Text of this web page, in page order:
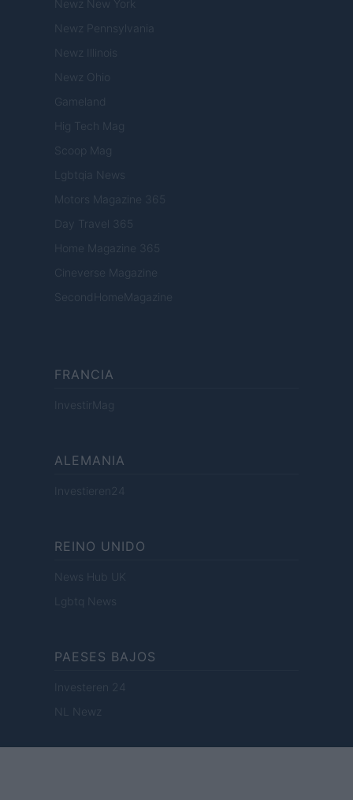
Newz New York
Newz Pennsylvania
Newz Illinois
Newz Ohio
Gameland
Hig Tech Mag
Scoop Mag
Lgbtqia News
Motors Magazine 365
Day Travel 365
Home Magazine 365
Cineverse Magazine
SecondHomeMagazine
FRANCIA
InvestirMag
ALEMANIA
Investieren24
REINO UNIDO
News Hub UK
Lgbtq News
PAESES BAJOS
Investeren 24
NL Newz